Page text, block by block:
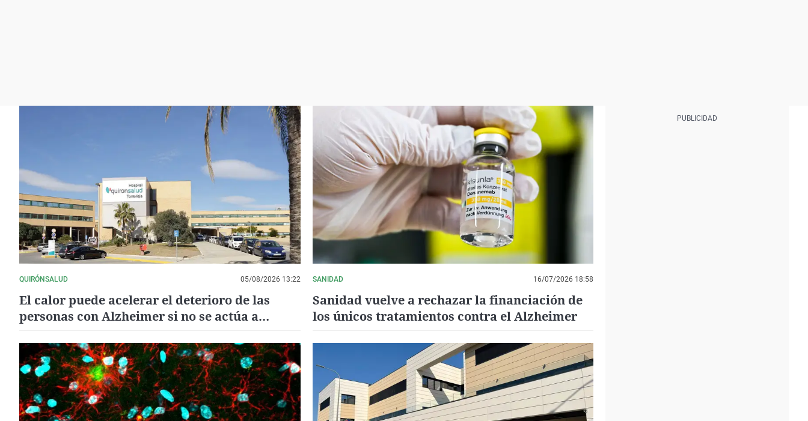
QUIRÓNSALUD 05/08/2026 13:22
El calor puede acelerar el deterioro de las
personas con Alzheimer si no se actúa a
SANIDAD 16/07/2026 18:58
Sanidad vuelve a rechazar la financiación de
los únicos tratamientos contra el Alzheimer